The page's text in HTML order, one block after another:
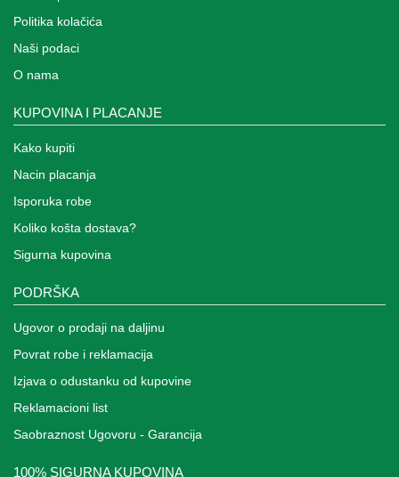
Politika kolačića
Naši podaci
O nama
KUPOVINA I PLACANJE
Kako kupiti
Nacin placanja
Isporuka robe
Koliko košta dostava?
Sigurna kupovina
PODRŠKA
Ugovor o prodaji na daljinu
Povrat robe i reklamacija
Izjava o odustanku od kupovine
Reklamacioni list
Saobraznost Ugovoru - Garancija
100% SIGURNA KUPOVINA